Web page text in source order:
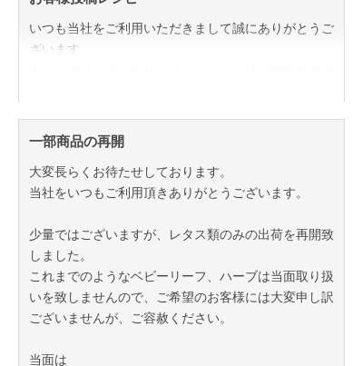
いつも当社をご利用いただきまして誠にありがとうご
ざいます。
～サイコンファミリー風カルパッチョ～
る
②タコとスモークサーモンを交互に並べる
④ミニトマト、ブラックオリーブを載せ
⑤オリーブオイル、ビネガー、バジルをかけて完成！
レシピを提供して下さったY様！ありがとうございま
した！
一部商品の再開
大変長らくお待たせしております。
当社をいつもご利用頂きありがとうございます。
少量ではございますが、レタス類のみの出荷を再開致
しました。
これまでのようなベビーリーフ、ハーブは当面取り扱
いを致しませんので、ご希望のお客様には大変申し訳
ございませんが、ご容赦ください。
当面は